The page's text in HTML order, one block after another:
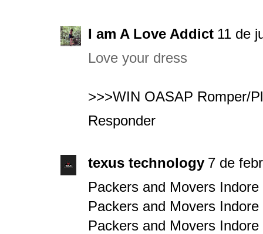
I am A Love Addict 11 de
Love your dress
>>>WIN OASAP Romper/
Responder
texus technology 7 de
Packers and Movers
Packers and Movers
Packers and Movers